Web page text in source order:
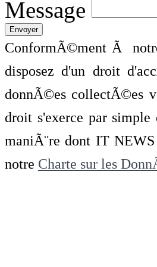
Message
ConformÃ©ment Ã
disposez d'un droit
donnÃ©es collectÃ©es
droit s'exerce par
maniÃ¨re dont IT
notre Charte sur les